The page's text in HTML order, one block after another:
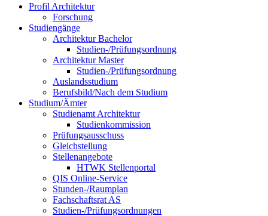
Profil Architektur
Forschung
Studiengänge
Architektur Bachelor
Studien-/Prüfungsordnung
Architektur Master
Studien-/Prüfungsordnung
Auslandsstudium
Berufsbild/Nach dem Studium
Studium/Ämter
Studienamt Architektur
Studienkommission
Prüfungsausschuss
Gleichstellung
Stellenangebote
HTWK Stellenportal
QIS Online-Service
Stunden-/Raumplan
Fachschaftsrat AS
Studien-/Prüfungsordnungen